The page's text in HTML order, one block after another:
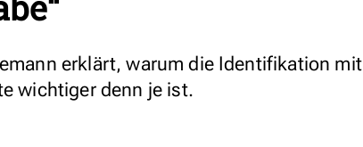
erklärt, warum die Identifikation mit
wichtiger denn je ist.